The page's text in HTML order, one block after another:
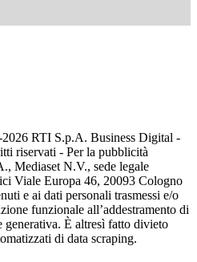
2026 RTI S.p.A. Business Digital -
riservati - Per la pubblicità
Mediaset N.V., sede legale
Viale Europa 46, 20093 Cologno
e ai dati personali trasmessi e/o
funzionale all’addestramento di
È altresì fatto divieto
di data scraping.